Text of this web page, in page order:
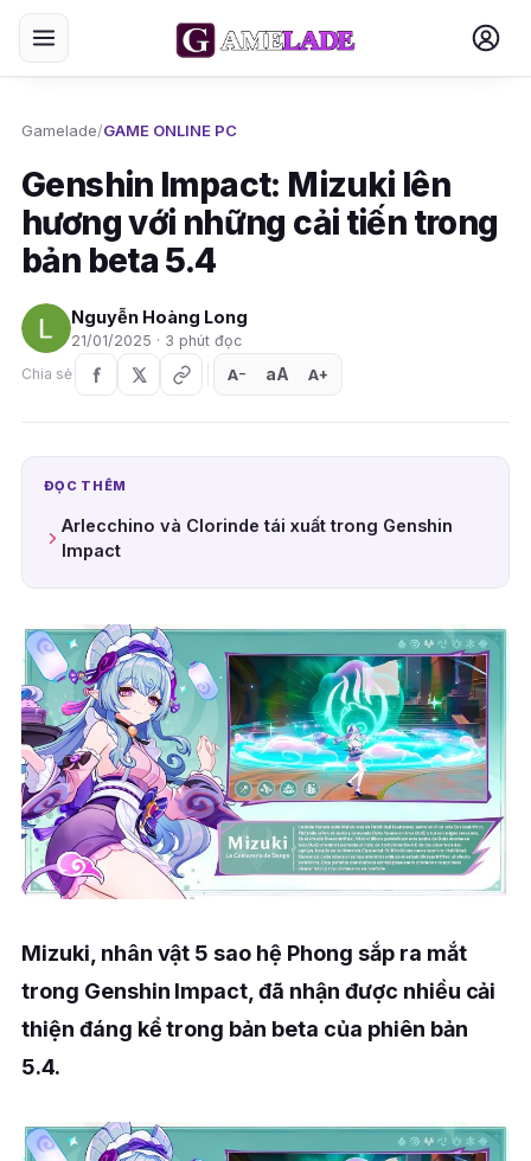
Gamelade/GAME ONLINE PC
Genshin Impact: Mizuki lên
hương với những cải tiến trong
bản beta 5.4
Nguyễn Hoàng Long
21/01/2025 · 3 phút đọc
Chia sẻ
A− aA A+
ĐỌC THÊM
Arlecchino và Clorinde tái xuất trong Genshin
Impact
Mizuki, nhân vật 5 sao hệ Phong sắp ra mắt
trong Genshin Impact, đã nhận được nhiều cải
thiện đáng kể trong bản beta của phiên bản
5.4.